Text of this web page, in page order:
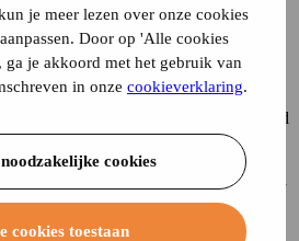
je meer lezen over onze cookies
Door op 'Alle cookies
ga je akkoord met het gebruik van
in onze cookieverklaring.
cookies
cookies toestaan
objętyubezpieczeniem
budynków, aby chronić swój
przed
, aby chronić swój dom przed
Ubezpieczenie budynków zapewnia
wyciekiem, chyba że jest